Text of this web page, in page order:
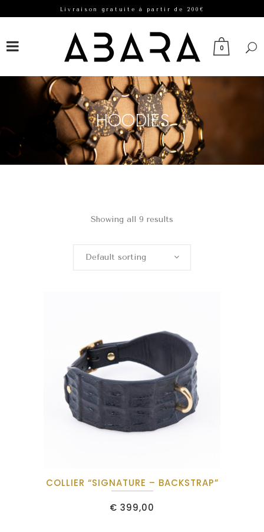
Livraison gratuite à partir de 200€
0
HOODIES
Showing all 9 results
Default sorting
COLLIER “SIGNATURE – BACKSTRAP”
€ 399,00